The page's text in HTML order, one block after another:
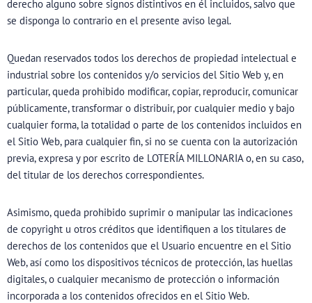
derecho alguno sobre signos distintivos en él incluidos, salvo que
se disponga lo contrario en el presente aviso legal.
Quedan reservados todos los derechos de propiedad intelectual e
industrial sobre los contenidos y/o servicios del Sitio Web y, en
particular, queda prohibido modificar, copiar, reproducir, comunicar
públicamente, transformar o distribuir, por cualquier medio y bajo
cualquier forma, la totalidad o parte de los contenidos incluidos en
el Sitio Web, para cualquier fin, si no se cuenta con la autorización
previa, expresa y por escrito de LOTERÍA MILLONARIA o, en su caso,
del titular de los derechos correspondientes.
Asimismo, queda prohibido suprimir o manipular las indicaciones
de copyright u otros créditos que identifiquen a los titulares de
derechos de los contenidos que el Usuario encuentre en el Sitio
Web, así como los dispositivos técnicos de protección, las huellas
digitales, o cualquier mecanismo de protección o información
incorporada a los contenidos ofrecidos en el Sitio Web.